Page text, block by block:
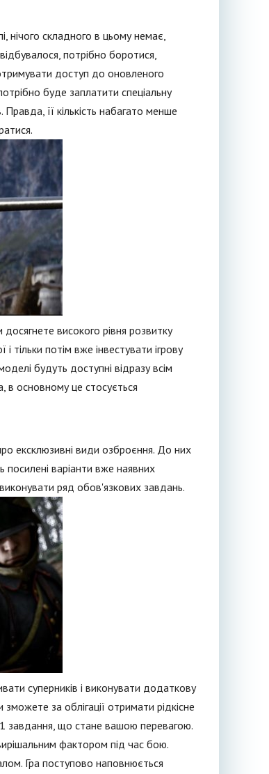
нічого складного в цьому немає,
потрібно боротися,
доступ до оновленого
буде заплатити спеціальну
її кількість набагато менше
високого рівня розвитку
потім вже інвестувати ігрову
будуть доступні відразу всім
в основному це стосується
ексклюзивні види озброєння. До них
посилені варіанти вже наявних
ряд обов'язкових завдань.
суперників і виконувати додаткову
за облігації отримати рідкісне
завдання, що стане вашою перевагою.
фактором під час бою.
Гра поступово наповнюється